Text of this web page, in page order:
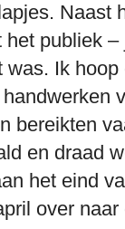
Naast
publiek
Ik
bereikten
en draad
het eind
over